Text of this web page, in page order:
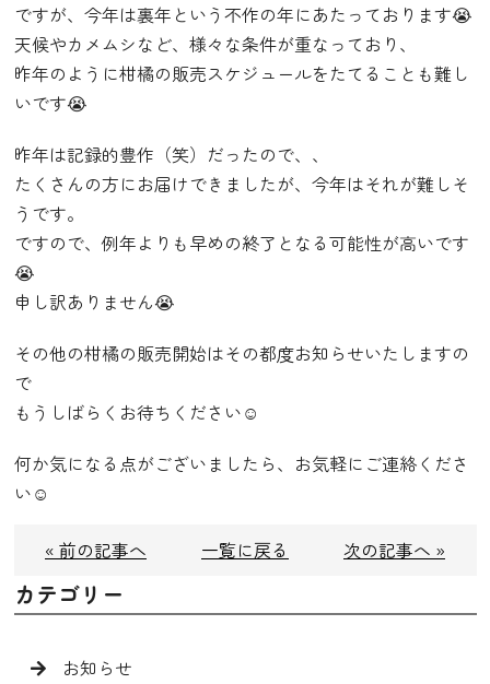
ですが、今年は裏年という不作の年にあたっております😭
天候やカメムシなど、様々な条件が重なっており、
昨年のように柑橘の販売スケジュールをたてることも難し
いです😭
昨年は記録的豊作（笑）だったので、、
たくさんの方にお届けできましたが、今年はそれが難しそ
うです。
ですので、例年よりも早めの終了となる可能性が高いです
😭
申し訳ありません😭
その他の柑橘の販売開始はその都度お知らせいたしますの
で
もうしばらくお待ちください☺︎
何か気になる点がございましたら、お気軽にご連絡くださ
い☺️
« 前の記事へ 一覧に戻る 次の記事へ »
カテゴリー
お知らせ